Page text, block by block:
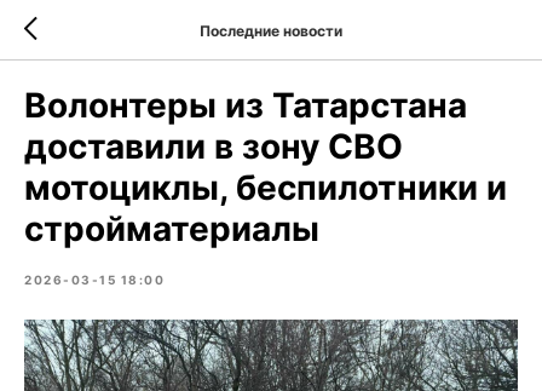
Последние новости
Волонтеры из Татарстана
доставили в зону СВО
мотоциклы, беспилотники и
стройматериалы
2026-03-15 18:00